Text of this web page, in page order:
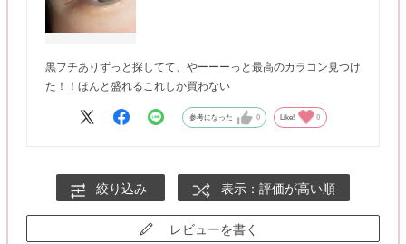
黒フチありずっと探してて、やーーーっと最高のカラコン見つけ
た！！ほんと盛れるこれしか買わない
参考になった 0 Like! 0
絞り込み 表示：評価が高い順
レビューを書く